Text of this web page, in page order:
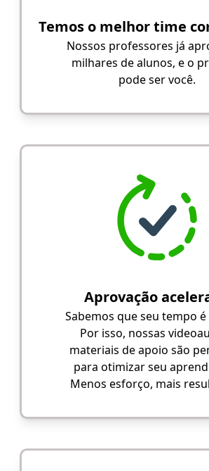
Temos o melhor time
Nossos professores já
milhares de alunos, e o
pode ser você.
Aprovação
Sabemos que seu tempo é
Por isso, nossas
materiais de apoio são
para otimizar seu
Menos esforço, mais